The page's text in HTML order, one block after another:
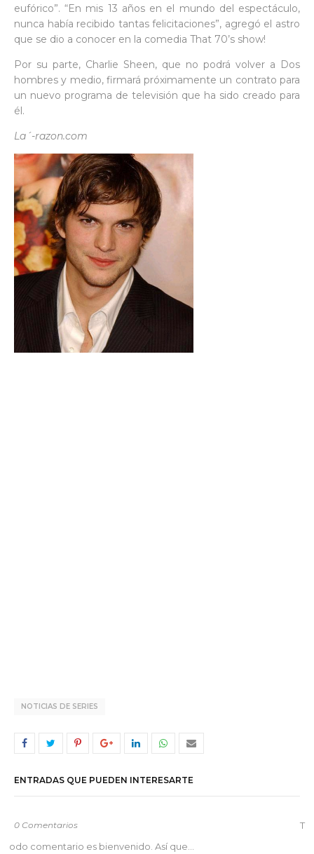
eufórico”. “En mis 13 años en el mundo del espectáculo,
nunca había recibido tantas felicitaciones”, agregó el astro
que se dio a conocer en la comedia That 70’s show!
Por su parte, Charlie Sheen, que no podrá volver a Dos
hombres y medio, firmará próximamente un contrato para
un nuevo programa de televisión que ha sido creado para
él.
La´-razon.com
NOTICIAS DE SERIES
ENTRADAS QUE PUEDEN INTERESARTE
0 Comentarios
T
odo comentario es bienvenido. Así que...